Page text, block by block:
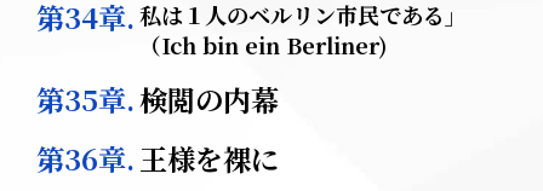
第34章.私は１人のベルリン市民である」
（Ich bin ein Berliner)
第35章.検閲の内幕
第36章. 王様を裸に